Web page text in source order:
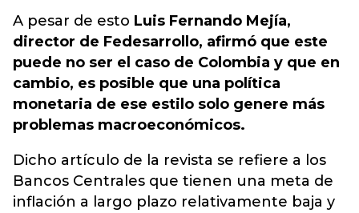
A pesar de esto Luis Fernando Mejía,
director de Fedesarrollo, afirmó que este
puede no ser el caso de Colombia y que en
cambio, es posible que una política
monetaria de ese estilo solo genere más
problemas macroeconómicos.
Dicho artículo de la revista se refiere a los
Bancos Centrales que tienen una meta de
inflación a largo plazo relativamente baja y